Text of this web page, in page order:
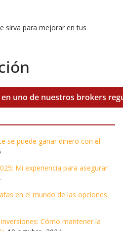
sirva para mejorar en tus
se puede ganar dinero con el
Mi experiencia para asegurar
en el mundo de las opciones
Cómo mantener la